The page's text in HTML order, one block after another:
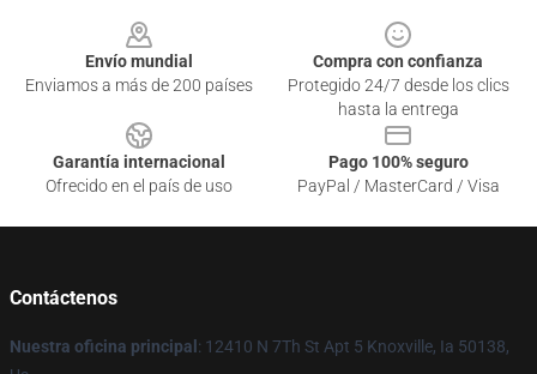
Envío mundial
Enviamos a más de 200 países
Compra con confianza
Protegido 24/7 desde los clics
hasta la entrega
Garantía internacional
Ofrecido en el país de uso
Pago 100% seguro
PayPal / MasterCard / Visa
Contáctenos
Nuestra oficina principal : 12410 N 7Th St Apt 5 Knoxville, Ia 50138,